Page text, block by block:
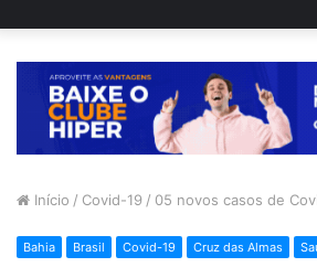
Início / Covid-19 / 05 novos casos de
Bahia Brasil Covid-19 Cruz das Almas